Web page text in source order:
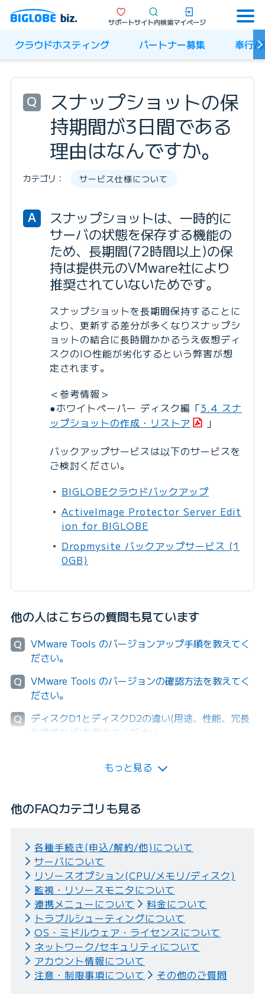
サポートサイト内検索マイページ
クラウドホスティング パートナー募集 奉行/
Q
スナップショットの保
持期間が3日間である
理由はなんですか。
カテゴリ： サービス仕様について
A
スナップショットは、一時的に
サーバの状態を保存する機能の
ため、長期間(72時間以上)の保
持は提供元のVMware社により
推奨されていないためです。
スナップショットを長期間保持することに
より、更新する差分が多くなりスナップシ
ョットの結合に長時間かかるうえ仮想ディ
スクのIO性能が劣化するという弊害が想
定されます。
＜参考情報＞
●ホワイトペーパー ディスク編「3.4 スナ
ップショットの作成・リストア
」
バックアップサービスは以下のサービスを
ご検討ください。
BIGLOBEクラウドバックアップ
ActiveImage Protector Server Edit
ion for BIGLOBE
Dropmysite バックアップサービス (1
0GB)
他の人はこちらの質問も見ています
Q
VMware Tools のバージョンアップ手順を教えてく
ださい。
Q
VMware Tools のバージョンの確認方法を教えてく
ださい。
Q
ディスクD1とディスクD2の違い(用途、性能、冗長
化構成など)を教えてください。
もっと見る
他のFAQカテゴリも見る
各種手続き(申込/解約/他)について
サーバについて
リソースオプション(CPU/メモリ/ディスク)
監視・リソースモニタについて
連携メニューについて
料金について
トラブルシューティングについて
OS・ミドルウェア・ライセンスについて
ネットワーク/セキュリティについて
アカウント情報について
注意・制限事項について
その他のご質問